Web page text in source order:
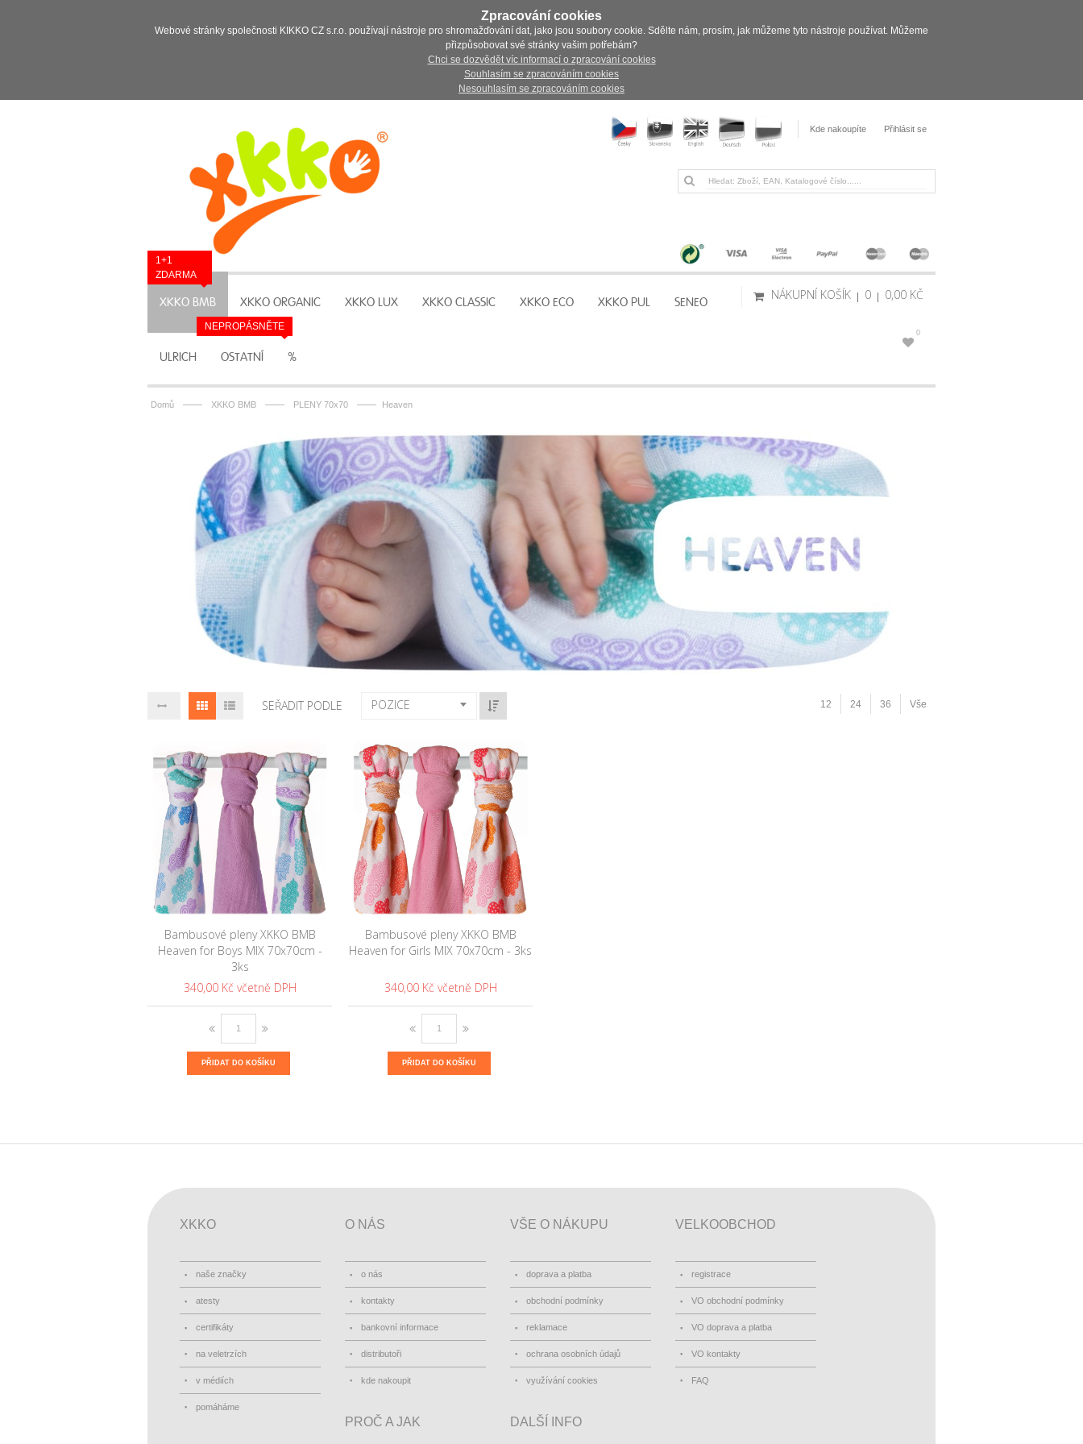
Zpracování cookies
Webové stránky společnosti KIKKO CZ s.r.o. používají nástroje pro shromažďování dat, jako jsou soubory cookie. Sdělte nám, prosím, jak můžeme tyto nástroje používat. Můžeme
přizpůsobovat své stránky vašim potřebám?
Chci se dozvědět víc informací o zpracování cookies
Souhlasím se zpracováním cookies
Nesouhlasím se zpracováním cookies
Kde nakoupíte Přihlásit se
XKKO BMB
1+1
ZDARMA
XKKO ORGANIC XKKO LUX XKKO CLASSIC XKKO ECO XKKO PUL SENEO
ULRICH OSTATNÍ %
NEPROPÁSNĚTE
NÁKUPNÍ KOŠÍK 0 0,00 KČ
0
Domů —— XKKO BMB —— PLENY 70x70 —— Heaven
SEŘADIT PODLE POZICE 12 24 36 Vše
Bambusové pleny XKKO BMB
Heaven for Boys MIX 70x70cm -
3ks
340,00 Kč
PŘIDAT DO KOŠÍKU
Bambusové pleny XKKO BMB
Heaven for Girls MIX 70x70cm - 3ks
340,00 Kč
PŘIDAT DO KOŠÍKU
XKKO
naše značky
atesty
certifikáty
na veletrzích
v médiích
pomáháme
O NÁS
o nás
kontakty
bankovní informace
distributoři
kde nakoupit
VŠE O NÁKUPU
doprava a platba
obchodní podmínky
reklamace
ochrana osobních údajů
využívání cookies
VELKOOBCHOD
registrace
VO obchodní podmínky
VO doprava a platba
VO kontakty
FAQ
PROČ A JAK DALŠÍ INFO